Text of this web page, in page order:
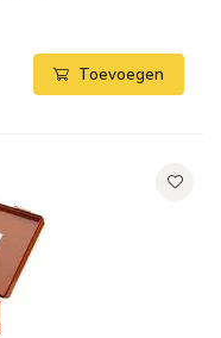
Toevoegen